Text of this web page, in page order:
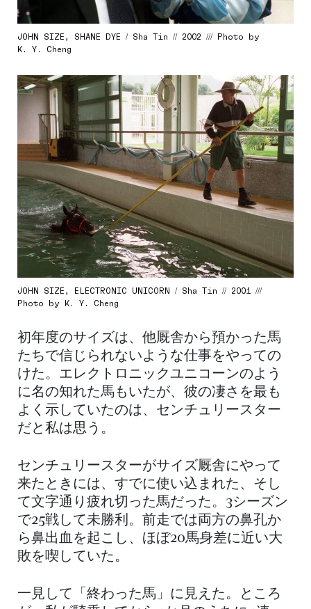
JOHN SIZE, SHANE DYE / Sha Tin // 2002 /// Photo by
K. Y. Cheng
JOHN SIZE, ELECTRONIC UNICORN / Sha Tin // 2001 ///
Photo by K. Y. Cheng
初年度のサイズは、他厩舎から預かった馬
たちで信じられないような仕事をやっての
けた。エレクトロニックユニコーンのよう
に名の知れた馬もいたが、彼の凄さを最も
よく示していたのは、センチュリースター
だと私は思う。
センチュリースターがサイズ厩舎にやって
来たときには、すでに使い込まれた、そし
て文字通り疲れ切った馬だった。3シーズン
で25戦して未勝利。前走では両方の鼻孔か
ら鼻出血を起こし、ほぼ20馬身差に近い大
敗を喫していた。
一見して「終わった馬」に見えた。ところ